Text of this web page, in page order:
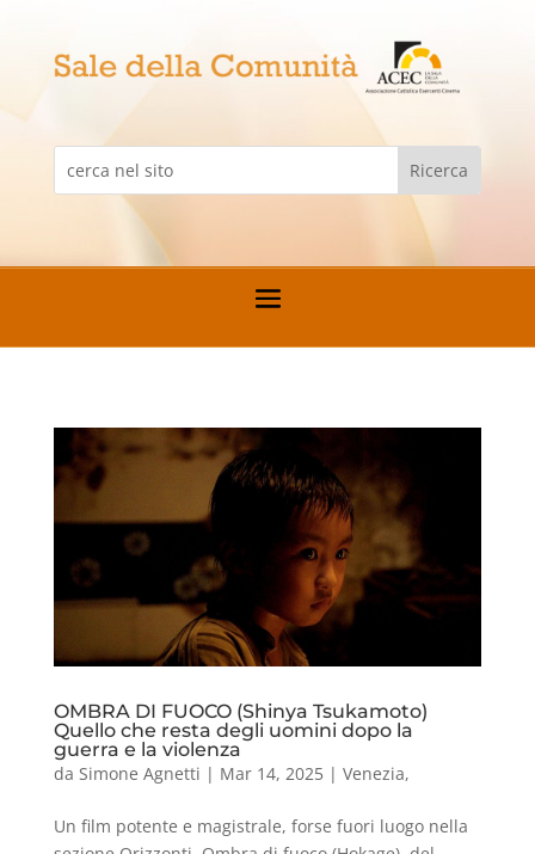
OMBRA DI FUOCO (Shinya Tsukamoto)
Quello che resta degli uomini dopo la
guerra e la violenza
da Simone Agnetti | Mar 14, 2025| Venezia,
Un film potente e magistrale, forse fuori luogo nella